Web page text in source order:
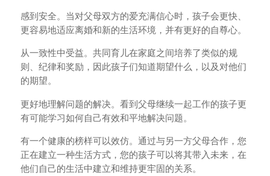
感到安全。当对父母双方的爱充满信心时，孩子会更快、
更容易地适应离婚和新的生活环境，并有更好的自尊心。
从一致性中受益。共同育儿在家庭之间培养了类似的规
则、纪律和奖励，因此孩子们知道期望什么，以及对他们
的期望。
更好地理解问题的解决。看到父母继续一起工作的孩子更
有可能学习如何自己有效和平地解决问题。
有一个健康的榜样可以效仿。通过与另一方父母合作，您
正在建立一种生活方式，您的孩子可以将其带入未来，在
他们自己的生活中建立和维持更牢固的关系。